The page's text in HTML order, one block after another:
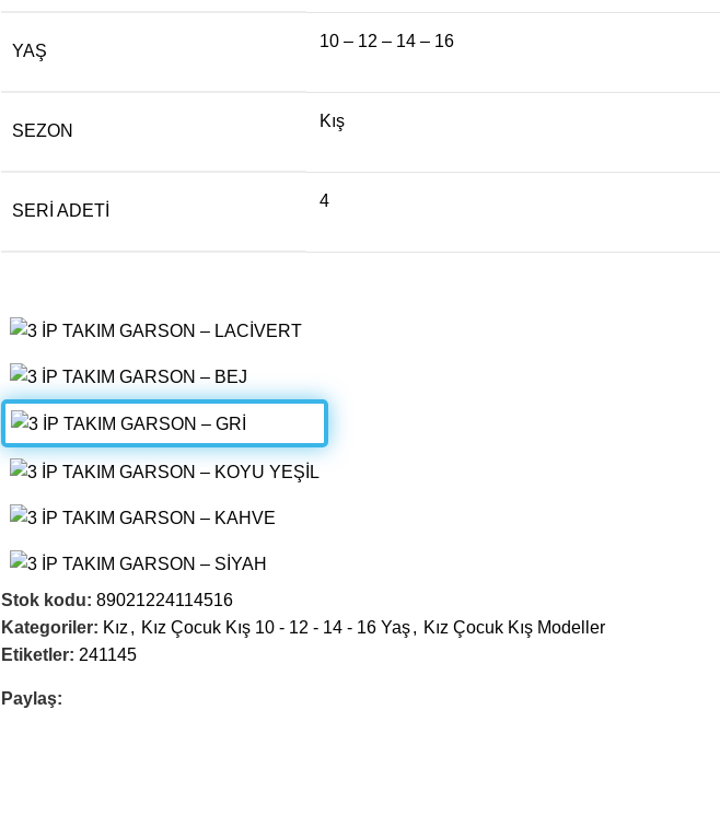
YAŞ
10 – 12 – 14 – 16
SEZON
Kış
SERI ADETI
4
Stok kodu: 89021224114516
Kategoriler: Kız , Kız Çocuk Kış 10 - 12 - 14 - 16 Yaş, Kız Çocuk Kış Modeller
Etiketler: 241145
Paylaş: